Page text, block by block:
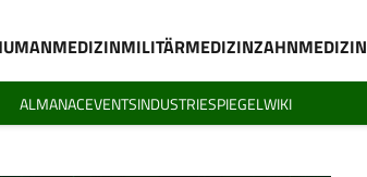
MILITÄRMEDIZINZAHNMEDIZIN
ALMANACEVENTSINDUSTRIESPIEGELWIKI